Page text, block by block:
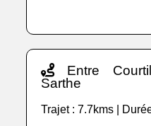
Entre
Sarthe
Trajet : 7.7kms |